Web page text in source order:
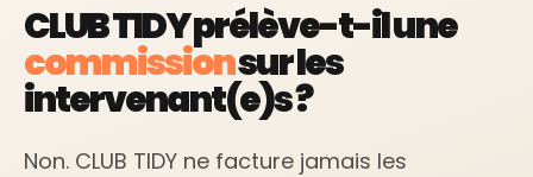
CLUB TIDY prélève-t-il une
commissionsur les
intervenant(e)s ?
Non. CLUB TIDY ne facture jamais les